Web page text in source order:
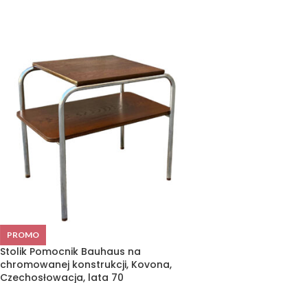
PROMO
Stolik Pomocnik Bauhaus na
chromowanej konstrukcji, Kovona,
Czechosłowacja, lata 70